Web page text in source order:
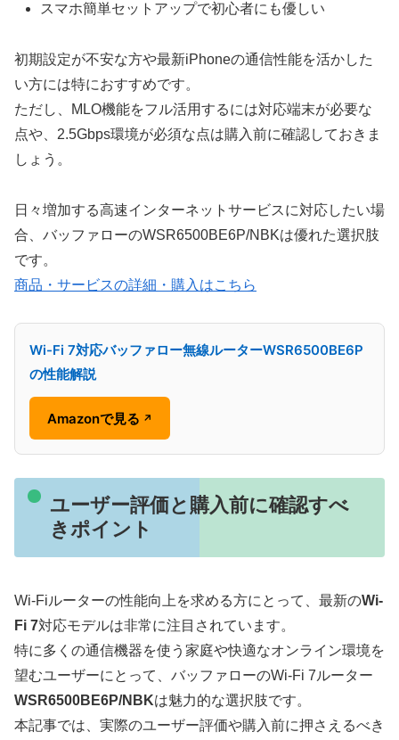
スマホ簡単セットアップで初心者にも優しい
初期設定が不安な方や最新iPhoneの通信性能を活かした
い方には特におすすめです。
ただし、MLO機能をフル活用するには対応端末が必要な
点や、2.5Gbps環境が必須な点は購入前に確認しておきま
しょう。
日々増加する高速インターネットサービスに対応したい場
合、バッファローのWSR6500BE6P/NBKは優れた選択肢
です。
商品・サービスの詳細・購入はこちら
Wi-Fi 7対応バッファロー無線ルーターWSR6500BE6P
の性能解説
Amazonで見る ↗
ユーザー評価と購入前に確認すべ
きポイント
Wi-Fiルーターの性能向上を求める方にとって、最新のWi-
Fi 7対応モデルは非常に注目されています。
特に多くの通信機器を使う家庭や快適なオンライン環境を
望むユーザーにとって、バッファローのWi-Fi 7ルーター
WSR6500BE6P/NBKは魅力的な選択肢です。
本記事では、実際のユーザー評価や購入前に押さえるべき